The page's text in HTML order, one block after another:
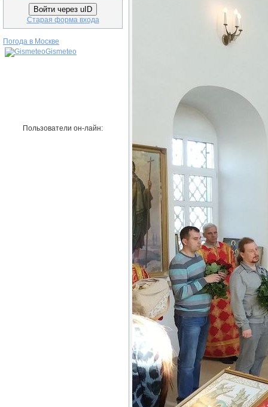
Войти через uID
Старая форма входа
Погода в Москве
Gismeteo
Пользователи он-лайн: